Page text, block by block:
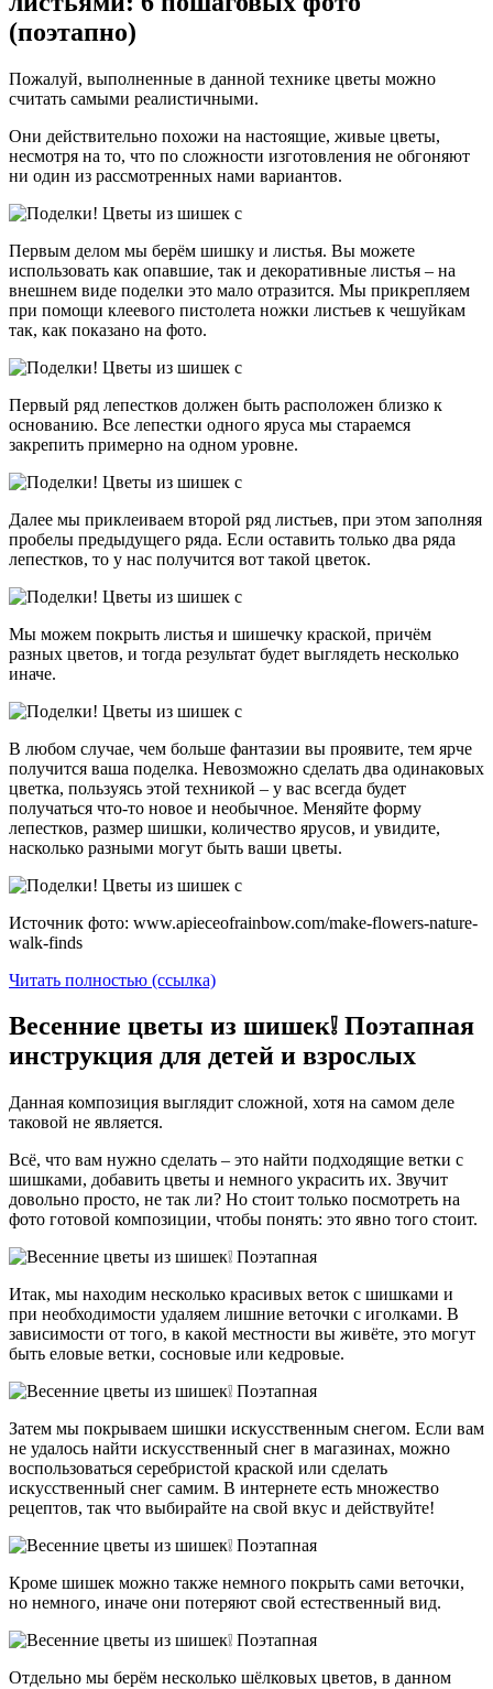
(поэтапно)
Пожалуй, выполненные в данной технике цветы можно
считать самыми реалистичными.
Они действительно похожи на настоящие, живые цветы,
несмотря на то, что по сложности изготовления не обгоняют
ни один из рассмотренных нами вариантов.
Первым делом мы берём шишку и листья. Вы можете
использовать как опавшие, так и декоративные листья – на
внешнем виде поделки это мало отразится. Мы прикрепляем
при помощи клеевого пистолета ножки листьев к чешуйкам
так, как показано на фото.
Первый ряд лепестков должен быть расположен близко к
основанию. Все лепестки одного яруса мы стараемся
закрепить примерно на одном уровне.
Далее мы приклеиваем второй ряд листьев, при этом заполняя
пробелы предыдущего ряда. Если оставить только два ряда
лепестков, то у нас получится вот такой цветок.
Мы можем покрыть листья и шишечку краской, причём
разных цветов, и тогда результат будет выглядеть несколько
иначе.
В любом случае, чем больше фантазии вы проявите, тем ярче
получится ваша поделка. Невозможно сделать два одинаковых
цветка, пользуясь этой техникой – у вас всегда будет
получаться что-то новое и необычное. Меняйте форму
лепестков, размер шишки, количество ярусов, и увидите,
насколько разными могут быть ваши цветы.
Источник фото: www.apieceofrainbow.com/make-flowers-nature-
walk-finds
Читать полностью (ссылка)
Весенние цветы из шишек❕ Поэтапная
инструкция для детей и взрослых
Данная композиция выглядит сложной, хотя на самом деле
таковой не является.
Всё, что вам нужно сделать – это найти подходящие ветки с
шишками, добавить цветы и немного украсить их. Звучит
довольно просто, не так ли? Но стоит только посмотреть на
фото готовой композиции, чтобы понять: это явно того стоит.
Итак, мы находим несколько красивых веток с шишками и
при необходимости удаляем лишние веточки с иголками. В
зависимости от того, в какой местности вы живёте, это могут
быть еловые ветки, сосновые или кедровые.
Затем мы покрываем шишки искусственным снегом. Если вам
не удалось найти искусственный снег в магазинах, можно
воспользоваться серебристой краской или сделать
искусственный снег самим. В интернете есть множество
рецептов, так что выбирайте на свой вкус и действуйте!
Кроме шишек можно также немного покрыть сами веточки,
но немного, иначе они потеряют свой естественный вид.
Отдельно мы берём несколько шёлковых цветов, в данном